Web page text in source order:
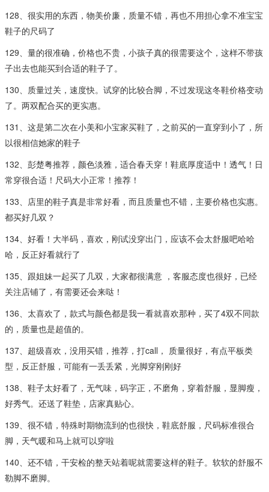
128、很实用的东西，物美价廉，质量不错，再也不用担心拿不准宝宝
鞋子的尺码了
129、量的很准确，价格也不贵，小孩子真的很需要这个，这样不带孩
子出去也能买到合适的鞋子了。
130、质量过关，速度快。试穿的比较合脚，不过发现这冬鞋价格变动
了。两双配合买的更实惠。
131、这是第二次在小美和小宝家买鞋了，之前买的一直穿到小了，所
以很相信她家的鞋子
132、彭楚粤推荐，颜色淡雅，适合春天穿！鞋底厚度适中！透气！日
常穿很合适！尺码大小正常！推荐！
133、店里的鞋子真是非常好看，而且质量也不错，主要价格也实惠。
都买好几双？
134、好看！大半码，喜欢，刚试没穿出门，应该不会太舒服吧哈哈
哈，反正好看就行了
135、跟姐妹一起买了几双，大家都很满意 ，客服态度也很好，已经
关注店铺了，有需要还会来哒！
136、太喜欢了，款式与颜色都是我一看就喜欢那种，买了4双不同款
的，质量也是超值的。
137、超级喜欢，没用买错，推荐，打call， 质量很好，有点平板类
型，反正舒服，可能有一丢丢紧，光脚穿刚刚好
138、鞋子太好看了，无气味，码字正，不磨角，穿着舒服，显脚瘦，
好秀气。还送了鞋垫，店家真贴心。
139、很不错，特殊时期物流到的也很快，鞋底舒服，尺码标准很合
脚，天气暖和马上就可以穿啦
140、还不错，干安检的整天站着呢就需要这样的鞋子。软软的舒服不
勒脚不磨脚。